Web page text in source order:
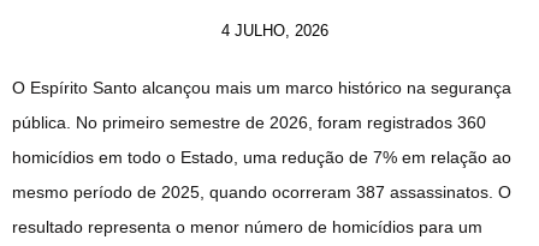
4 JULHO, 2026
O Espírito Santo alcançou mais um marco histórico na segurança
pública. No primeiro semestre de 2026, foram registrados 360
homicídios em todo o Estado, uma redução de 7% em relação ao
mesmo período de 2025, quando ocorreram 387 assassinatos. O
resultado representa o menor número de homicídios para um